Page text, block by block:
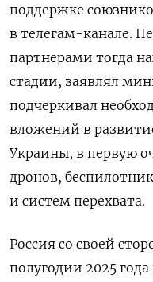
поддержке
в телегам-канале.
партнерами тогда
стадии, заявлял
подчеркивал
вложений в
Украины, в первую
дронов,
и систем перехвата.
Россия со своей
полугодии 2025